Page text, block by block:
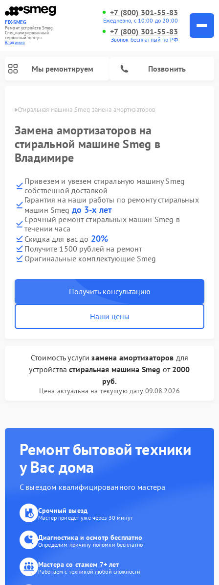
FIX-SMEG
Ремонт устройств Smeg
Специализированный
cервисный центр г.
Владимир
+7 (800) 301-55-83
Ежедневно, с 10:00 до 20:00
+7 (800) 301-55-83
Звонок бесплатный по РФ
Мы ремонтируем Позвонить
Стиральная машина Smeg замена амортизаторов
Замена амортизаторов на
стиральной машине Smeg в
Владимире
Привезем и увезем стиральную машину Smeg
собственной доставкой
Гарантия на наши работы по ремонту стиральных
машин Smeg до 3-х лет
Срочный ремонт стиральных машин Smeg в
течении часа
Скидка для вас до 20%
Получите 1500 рублей на ремонт
Оригинальные комплектующие Smeg
Получить консультацию
Наши цены
Стоимость услугизамена амортизаторов для
устройствастиральная машина Smeg от 2000
руб.
Цена актуальна на текущую дату 09.08.2026
Ремонт бытовой техники
у Вас дома
С выездом квалифицированного мастера
Срочный выезд
Мастер приедет уже через 30 минут
Диагностика и осмотр бесплатно
Определим причину поломки бесплатно
Мастера со стажем 7+ лет
Работаем с техникой любой сложности